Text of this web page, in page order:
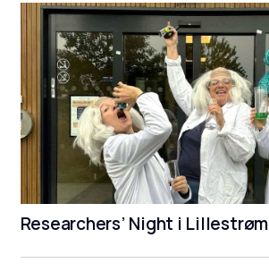
Researchers’ Night i Lillestrøm